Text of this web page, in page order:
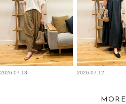
2026.07.13 2026.07.12
MORE